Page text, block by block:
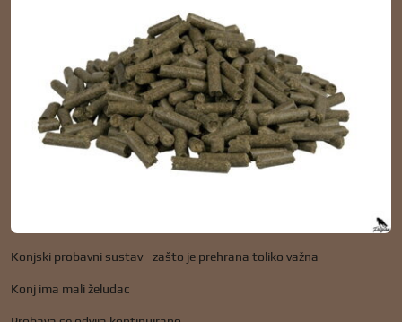
Konjski probavni sustav - zašto je prehrana toliko važna
Konj ima mali želudac